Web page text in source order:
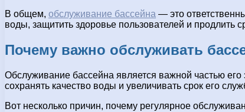
В общем, обслуживание бассейна — это
воды, защитить здоровье пользователей и продлить
Почему важно обслуживать
Обслуживание бассейна является важной частью
сохранять качество воды и увеличивать срок его
Вот несколько причин, почему регулярное